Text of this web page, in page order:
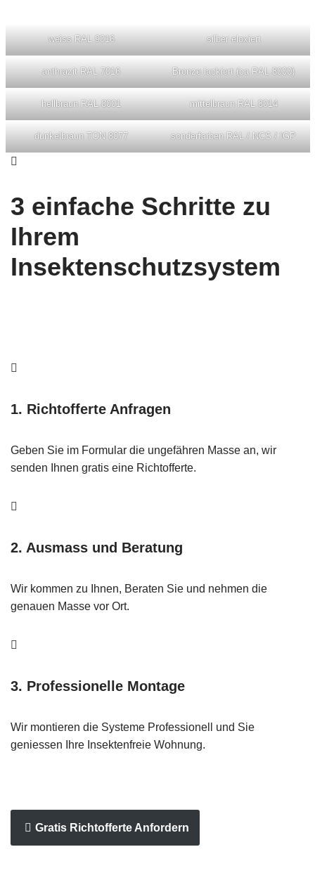
weiss RAL 9016 silber eloxiert
anthrazit RAL 7016 Bronze lackiert (ca RAL 8000)
hellbraun RAL 8001 mittelbraun RAL 8014
dunkelbraun TON 8077 sonderfarben RAL / NCS / IGP
3 einfache Schritte zu
Ihrem
Insektenschutzsystem
1. Richtofferte Anfragen
Geben Sie im Formular die ungefähren Masse an, wir
senden Ihnen gratis eine Richtofferte.
2. Ausmass und Beratung
Wir kommen zu Ihnen, Beraten Sie und nehmen die
genauen Masse vor Ort.
3. Professionelle Montage
Wir montieren die Systeme Professionell und Sie
geniessen Ihre Insektenfreie Wohnung.
Gratis Richtofferte Anfordern